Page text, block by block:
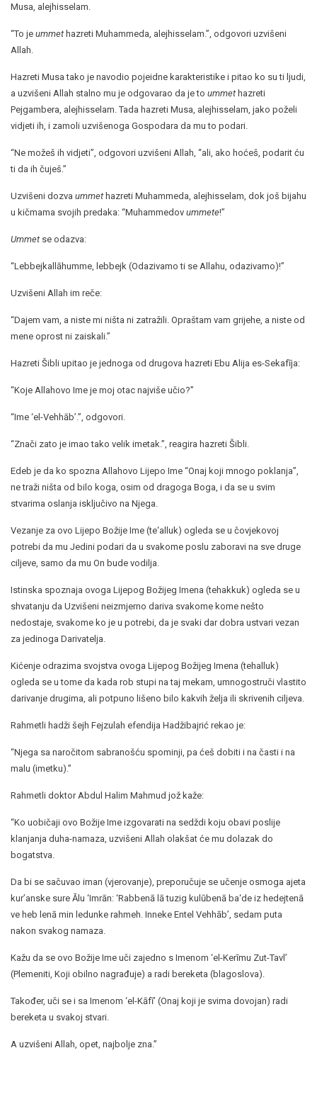
Musa, alejhisselam.
“To je ummet hazreti Muhammeda, alejhisselam.”, odgovori uzvišeni
Allah.
Hazreti Musa tako je navodio pojeidne karakteristike i pitao ko su ti ljudi,
a uzvišeni Allah stalno mu je odgovarao da je to ummet hazreti
Pejgambera, alejhisselam. Tada hazreti Musa, alejhisselam, jako poželi
vidjeti ih, i zamoli uzvišenoga Gospodara da mu to podari.
“Ne možeš ih vidjeti”, odgovori uzvišeni Allah, “ali, ako hoćeš, podarit ću
ti da ih čuješ.”
Uzvišeni dozva ummet hazreti Muhammeda, alejhisselam, dok još bijahu
u kičmama svojih predaka: “Muhammedov ummete!”
Ummet se odazva:
“Lebbejkallāhumme, lebbejk (Odazivamo ti se Allahu, odazivamo)!”
Uzvišeni Allah im reče:
“Dajem vam, a niste mi ništa ni zatražili. Opraštam vam grijehe, a niste od
mene oprost ni zaiskali.”
Hazreti Šibli upitao je jednoga od drugova hazreti Ebu Alija es-Sekafīja:
“Koje Allahovo Ime je moj otac najviše učio?”
“Ime ‘el-Vehhāb’.”, odgovori.
“Znači zato je imao tako velik imetak.”, reagira hazreti Šibli.
Edeb je da ko spozna Allahovo Lijepo Ime “Onaj koji mnogo poklanja”,
ne traži ništa od bilo koga, osim od dragoga Boga, i da se u svim
stvarima oslanja isključivo na Njega.
Vezanje za ovo Lijepo Božije Ime (te‘alluk) ogleda se u čovjekovoj
potrebi da mu Jedini podari da u svakome poslu zaboravi na sve druge
ciljeve, samo da mu On bude vodilja.
Istinska spoznaja ovoga Lijepog Božijeg Imena (tehakkuk) ogleda se u
shvatanju da Uzvišeni neizmjerno dariva svakome kome nešto
nedostaje, svakome ko je u potrebi, da je svaki dar dobra ustvari vezan
za jedinoga Darivatelja.
Kićenje odrazima svojstva ovoga Lijepog Božijeg Imena (tehalluk)
ogleda se u tome da kada rob stupi na taj mekam, umnogostruči vlastito
darivanje drugima, ali potpuno lišeno bilo kakvih želja ili skrivenih ciljeva.
Rahmetli hadži šejh Fejzulah efendija Hadžibajrić rekao je:
“Njega sa naročitom sabranošću spominji, pa ćeš dobiti i na časti i na
malu (imetku).”
Rahmetli doktor Abdul Halim Mahmud jož kaže:
“Ko uobičaji ovo Božije Ime izgovarati na sedždi koju obavi poslije
klanjanja duha-namaza, uzvišeni Allah olakšat će mu dolazak do
bogatstva.
Da bi se sačuvao iman (vjerovanje), preporučuje se učenje osmoga ajeta
kur’anske sure Ālu ‘Imrān: ‘Rabbenā lā tuzig kulūbenā ba‘de iz hedejtenā
ve heb lenā min ledunke rahmeh. Inneke Entel Vehhāb’, sedam puta
nakon svakog namaza.
Kažu da se ovo Božije Ime uči zajedno s Imenom ‘el-Kerīmu Zut-Tavl’
(Plemeniti, Koji obilno nagrađuje) a radi bereketa (blagoslova).
Također, uči se i sa Imenom ‘el-Kāfī’ (Onaj koji je svima dovojan) radi
bereketa u svakoj stvari.
A uzvišeni Allah, opet, najbolje zna.”